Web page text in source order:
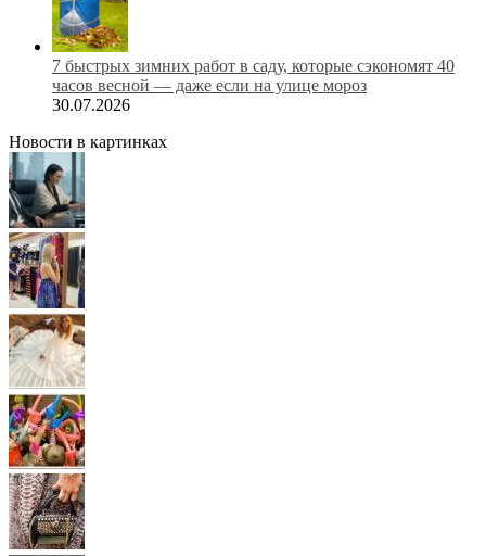
7 быстрых зимних работ в саду, которые сэкономят 40
часов весной — даже если на улице мороз
30.07.2026
Новости в картинках